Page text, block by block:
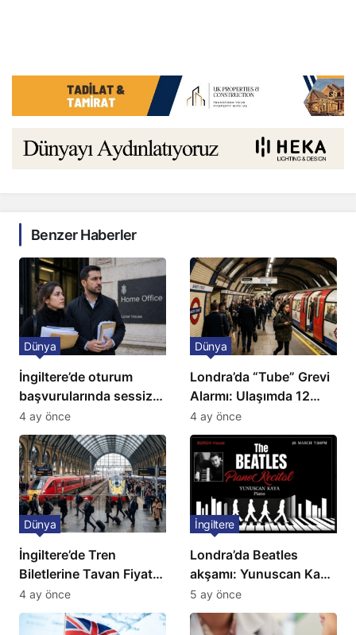
Benzer Haberler
İngiltere’de oturum
başvurularında sessiz
kriz: Büyükelçilikten
açıklama!
Dünya
4 ay önce
Londra’da “Tube” Grevi
Alarmı: Ulaşımda 12
Günlük Kaos Kapıda
Dünya
4 ay önce
İngiltere’de Tren
Biletlerine Tavan Fiyat:
Ulaşımda Yeni
Düzenleme
Dünya
4 ay önce
Londra’da Beatles
akşamı: Yunuscan Kaya
klasik yorumuyla
sahnede
İngiltere
5 ay önce